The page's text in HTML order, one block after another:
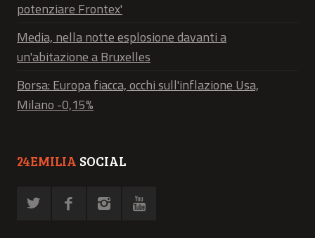
potenziare Frontex'
Media, nella notte esplosione davanti a
un'abitazione a Bruxelles
Borsa: Europa fiacca, occhi sull'inflazione Usa,
Milano -0,15%
24EMILIA SOCIAL